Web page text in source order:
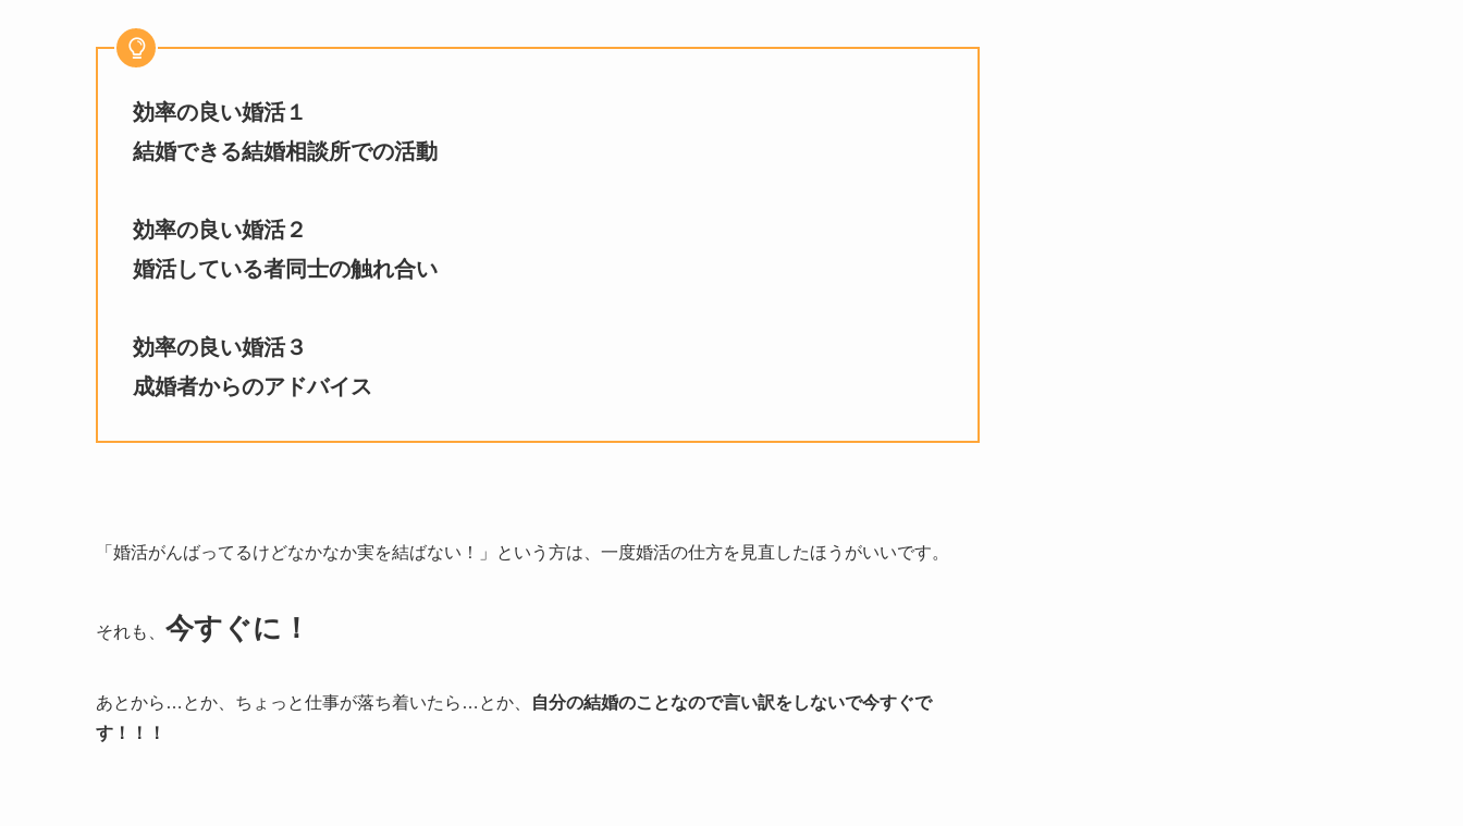
効率の良い婚活１
結婚できる結婚相談所での活動
効率の良い婚活２
婚活している者同士の触れ合い
効率の良い婚活３
成婚者からのアドバイス
「婚活がんばってるけどなかなか実を結ばない！」という方は、一度婚活の仕方を見直したほうがいいです。
それも、 今すぐに！
あとから…とか、ちょっと仕事が落ち着いたら…とか、
自分の結婚のことなので言い訳をしないで今すぐで
す！！！